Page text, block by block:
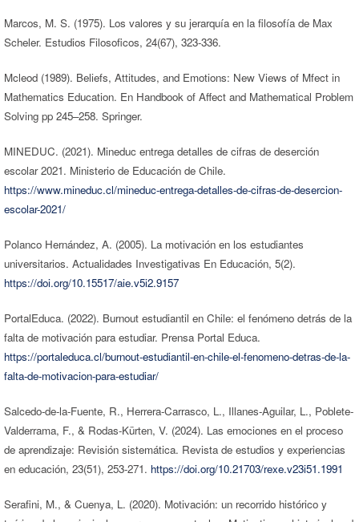
Marcos, M. S. (1975). Los valores y su jerarquía en la filosofía de Max
Scheler. Estudios Filosoficos, 24(67), 323-336.
Mcleod (1989). Beliefs, Attitudes, and Emotions: New Views of Mfect in
Mathematics Education. En Handbook of Affect and Mathematical Problem
Solving pp 245–258. Springer.
MINEDUC. (2021). Mineduc entrega detalles de cifras de deserción
escolar 2021. Ministerio de Educación de Chile.
https://www.mineduc.cl/mineduc-entrega-detalles-de-cifras-de-desercion-
escolar-2021/
Polanco Hernández, A. (2005). La motivación en los estudiantes
universitarios. Actualidades Investigativas En Educación, 5(2).
https://doi.org/10.15517/aie.v5i2.9157
PortalEduca. (2022). Burnout estudiantil en Chile: el fenómeno detrás de la
falta de motivación para estudiar. Prensa Portal Educa.
https://portaleduca.cl/burnout-estudiantil-en-chile-el-fenomeno-detras-de-la-
falta-de-motivacion-para-estudiar/
Salcedo-de-la-Fuente, R., Herrera-Carrasco, L., Illanes-Aguilar, L., Poblete-
Valderrama, F., & Rodas-Kürten, V. (2024). Las emociones en el proceso
de aprendizaje: Revisión sistemática. Revista de estudios y experiencias
en educación, 23(51), 253-271. https://doi.org/10.21703/rexe.v23i51.1991
Serafini, M., & Cuenya, L. (2020). Motivación: un recorrido histórico y